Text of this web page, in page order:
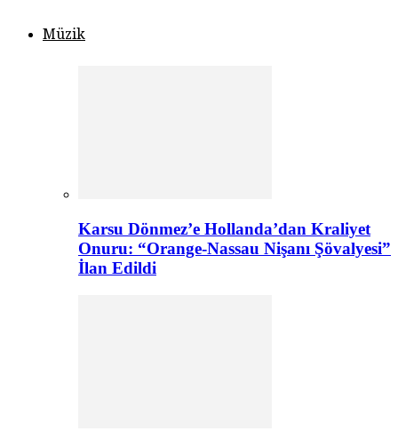
Müzik
Karsu Dönmez’e Hollanda’dan Kraliyet
Onuru: “Orange-Nassau Nişanı Şövalyesi”
İlan Edildi